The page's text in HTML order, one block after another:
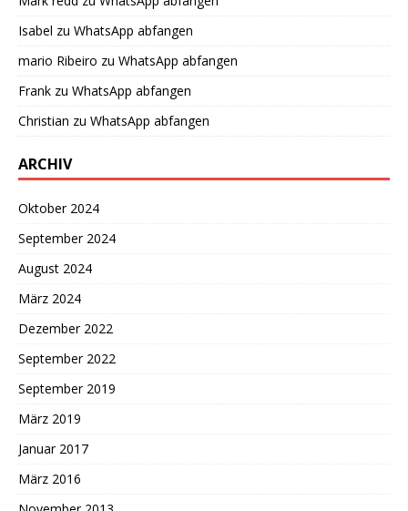
Isabel zu WhatsApp abfangen
mario Ribeiro zu WhatsApp abfangen
Frank zu WhatsApp abfangen
Christian zu WhatsApp abfangen
ARCHIV
Oktober 2024
September 2024
August 2024
März 2024
Dezember 2022
September 2022
September 2019
März 2019
Januar 2017
März 2016